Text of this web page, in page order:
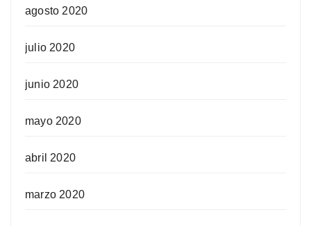
agosto 2020
julio 2020
junio 2020
mayo 2020
abril 2020
marzo 2020